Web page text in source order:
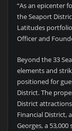
“As an epicenter
the Seaport
Latitudes
Officer and
Beyond the 33
elements and
positioned for
District. The
District
Financial District,
Georges, a